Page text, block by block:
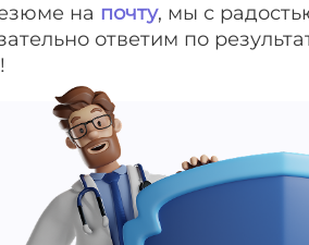
на почту, мы с
ответим по